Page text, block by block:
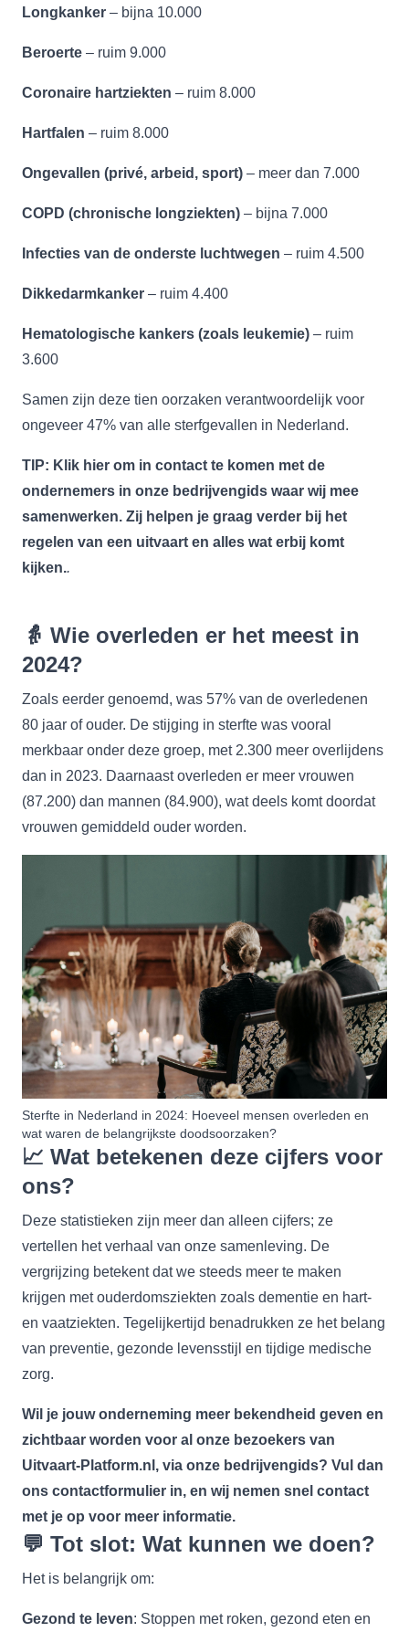
Longkanker – bijna 10.000
Beroerte – ruim 9.000
Coronaire hartziekten – ruim 8.000
Hartfalen – ruim 8.000
Ongevallen (privé, arbeid, sport) – meer dan 7.000
COPD (chronische longziekten) – bijna 7.000
Infecties van de onderste luchtwegen – ruim 4.500
Dikkedarmkanker – ruim 4.400
Hematologische kankers (zoals leukemie) – ruim
3.600
Samen zijn deze tien oorzaken verantwoordelijk voor
ongeveer 47% van alle sterfgevallen in Nederland.
TIP: Klik hier om in contact te komen met de
ondernemers in onze bedrijvengids waar wij mee
samenwerken. Zij helpen je graag verder bij het
regelen van een uitvaart en alles wat erbij komt
kijken..
👵 Wie overleden er het meest in
2024?
Zoals eerder genoemd, was 57% van de overledenen
80 jaar of ouder. De stijging in sterfte was vooral
merkbaar onder deze groep, met 2.300 meer overlijdens
dan in 2023. Daarnaast overleden er meer vrouwen
(87.200) dan mannen (84.900), wat deels komt doordat
vrouwen gemiddeld ouder worden.
Sterfte in Nederland in 2024: Hoeveel mensen overleden en
wat waren de belangrijkste doodsoorzaken?
📈 Wat betekenen deze cijfers voor
ons?
Deze statistieken zijn meer dan alleen cijfers; ze
vertellen het verhaal van onze samenleving. De
vergrijzing betekent dat we steeds meer te maken
krijgen met ouderdomsziekten zoals dementie en hart-
en vaatziekten. Tegelijkertijd benadrukken ze het belang
van preventie, gezonde levensstijl en tijdige medische
zorg.
Wil je jouw onderneming meer bekendheid geven en
zichtbaar worden voor al onze bezoekers van
Uitvaart-Platform.nl, via onze bedrijvengids? Vul dan
ons contactformulier in, en wij nemen snel contact
met je op voor meer informatie.
💬 Tot slot: Wat kunnen we doen?
Het is belangrijk om:
Gezond te leven: Stoppen met roken, gezond eten en